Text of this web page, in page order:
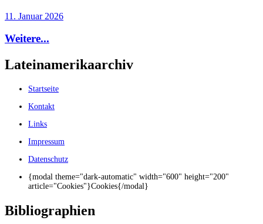
11. Januar 2026
Weitere...
Lateinamerikaarchiv
Startseite
Kontakt
Links
Impressum
Datenschutz
{modal theme="dark-automatic" width="600" height="200"
article="Cookies"}Cookies{/modal}
Bibliographien